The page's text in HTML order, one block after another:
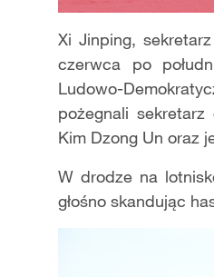
Xi Jinping,
czerwca po
Ludowo-
pożegnali
Kim Dzong Un oraz
W drodze na
głośno skandując